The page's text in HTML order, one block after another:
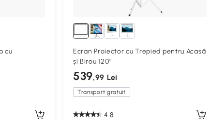
cu
Ecran Proiector cu Trepied pentru Acasă
și Birou 120"
539,99 Lei
Transport gratuit
4.8